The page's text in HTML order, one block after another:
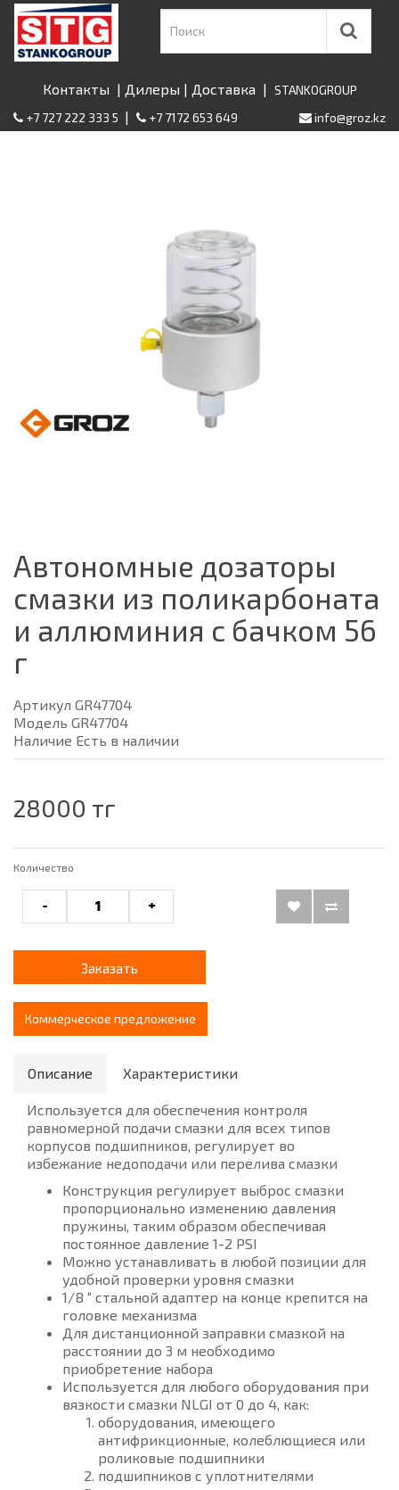
Контакты | Дилеры | Доставка | STANKOGROUP
+7 727 222 333 5 | +7 7172 653 649 info@groz.kz
Автономные дозаторы
смазки из поликарбоната
и аллюминия с бачком 56
г
Артикул GR47704
Модель GR47704
Наличие Есть в наличии
28000 тг
Количество
- +
Заказать
Коммерческое предложение
Описание Характеристики
Используется для обеспечения контроля
равномерной подачи смазки для всех типов
корпусов подшипников, регулирует во
избежание недоподачи или перелива смазки
Конструкция регулирует выброс смазки
пропорционально изменению давления
пружины, таким образом обеспечивая
постоянное давление 1-2 PSI
Можно устанавливать в любой позиции для
удобной проверки уровня смазки
1/8 “ стальной адаптер на конце крепится на
головке механизма
Для дистанционной заправки смазкой на
расстоянии до 3 м необходимо
приобретение набора
Используется для любого оборудования при
вязкости смазки NLGI от 0 до 4, как:
оборудования, имеющего
антифрикционные, колеблющиеся или
роликовые подшипники
подшипников с уплотнителями